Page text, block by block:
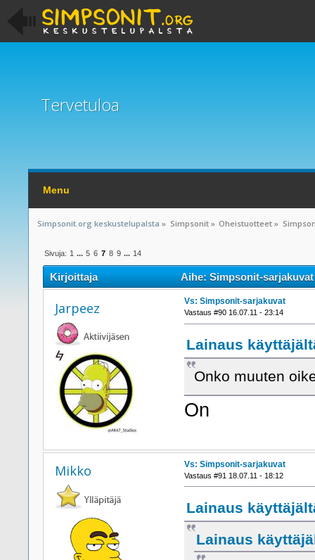
Tervetuloa
Menu
Simpsonit.org keskustelupalsta » Simpsonit» Oheistuotteet »
Sivuja: 1 ... 5 6 7 8 9 ... 14
Kirjoittaja Aihe: Simpsonit-
Jarpeez Vs: Simpsonit-sarjakuvat
Vastaus #90 16.07.11 - 23:14
Lainaus
Onko muuten
On
Mikko Vs: Simpsonit-sarjakuvat
Vastaus #91 18.07.11 - 18:12
Lainaus
Lainaus